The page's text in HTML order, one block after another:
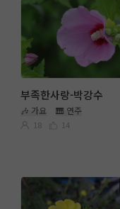
부족한사랑-박강수
🎶 가요 🎹 연주
18 14